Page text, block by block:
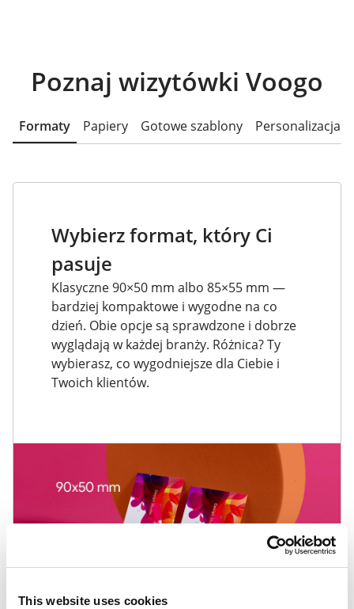
This website uses cookies
Poznaj wizytówki Voogo
Formaty Papiery Gotowe szablony Personalizacja
Wybierz format, który Ci
pasuje
Klasyczne 90×50 mm albo 85×55 mm —
bardziej kompaktowe i wygodne na co
dzień. Obie opcje są sprawdzone i dobrze
wyglądają w każdej branży. Różnica? Ty
wybierasz, co wygodniejsze dla Ciebie i
Twoich klientów.